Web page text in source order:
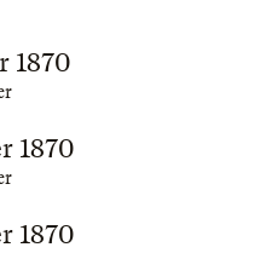
1870
1870
1870